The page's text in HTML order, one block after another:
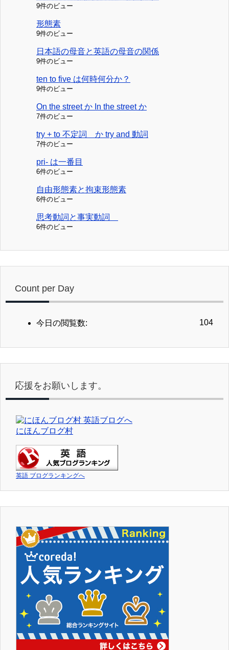
9件のビュー
形態素
9件のビュー
日本語の母音と英語の母音の関係
9件のビュー
ten to five は何時何分か？
9件のビュー
On the street か In the street か
7件のビュー
try + to 不定詞 か try and 動詞
7件のビュー
pri- は一番目
6件のビュー
自由形態素と拘束形態素
6件のビュー
思考動詞と事実動詞
6件のビュー
Count per Day
104
今日の閲覧数:
応援をお願いします。
にほんブログ村
英語 ブログランキングへ